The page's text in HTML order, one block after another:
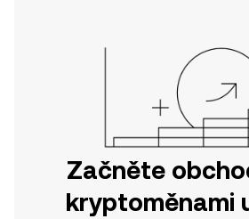
Začněte
kryptoměnami